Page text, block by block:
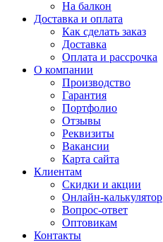
На балкон
Доставка и оплата
Как сделать заказ
Доставка
Оплата и рассрочка
О компании
Производство
Гарантия
Портфолио
Отзывы
Реквизиты
Вакансии
Карта сайта
Клиентам
Скидки и акции
Онлайн-калькулятор
Вопрос-ответ
Оптовикам
Контакты